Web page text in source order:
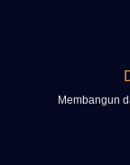
Membangun